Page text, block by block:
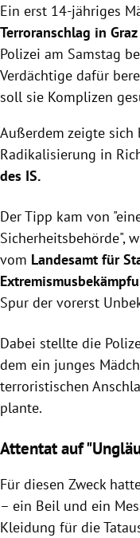
Untermenü
Ein erst 14-jähriges
Terroranschlag in Graz
Polizei am Samstag
Verdächtige dafür
soll sie Komplizen
Außerdem zeigte
Radikalisierung in
des IS.
Der Tipp kam von
Sicherheitsbehörde",
vom Landesamt für
Spur der vorerst
Dabei stellte die
dem ein junges
terroristischen
plante.
Attentat auf
Für diesen Zweck
– ein Beil und ein
Kleidung für die